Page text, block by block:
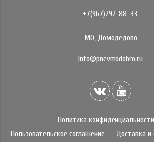
+7(967)292-88-33
МО, Домодедово
info@pnevmodobro.ru
Политика конфиденциальности
Пользовательское соглашение
Доставка и